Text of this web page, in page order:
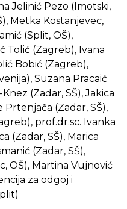
Jelinić Pezo (Imotski,
Metka Kostanjevec,
(Split, OŠ),
Tolić (Zagreb), Ivana
Bobić (Zagreb),
Suzana Pracaić
(Zadar, SŠ), Jakica
Prtenjača (Zadar, SŠ),
prof.dr.sc. Ivanka
(Zadar, SŠ), Marica
(Zadar, SŠ),
OŠ), Martina Vujnović
za odgoj i